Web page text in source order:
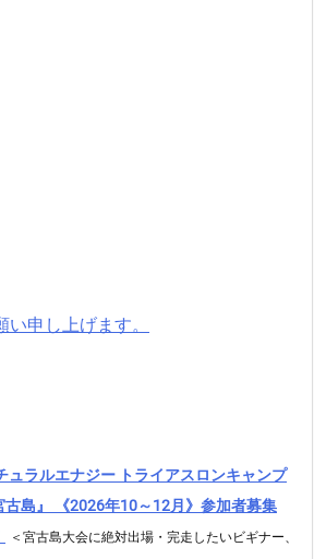
申し上げます。
ュラルエナジー トライアスロンキャンプ
古島』 《2026年10～12月》参加者募集
＜宮古島大会に絶対出場・完走したいビギナー、